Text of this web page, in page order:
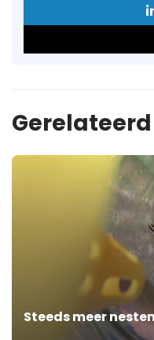
Steeds meer